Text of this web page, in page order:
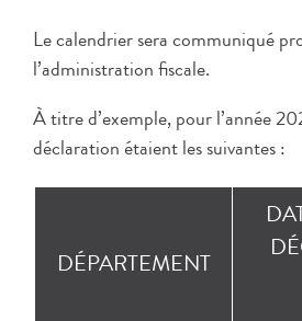
Le calendrier sera communiqué
l’administration fiscale.
À titre d’exemple, pour l’année
déclaration étaient les suivantes :
DÉPARTEMENT